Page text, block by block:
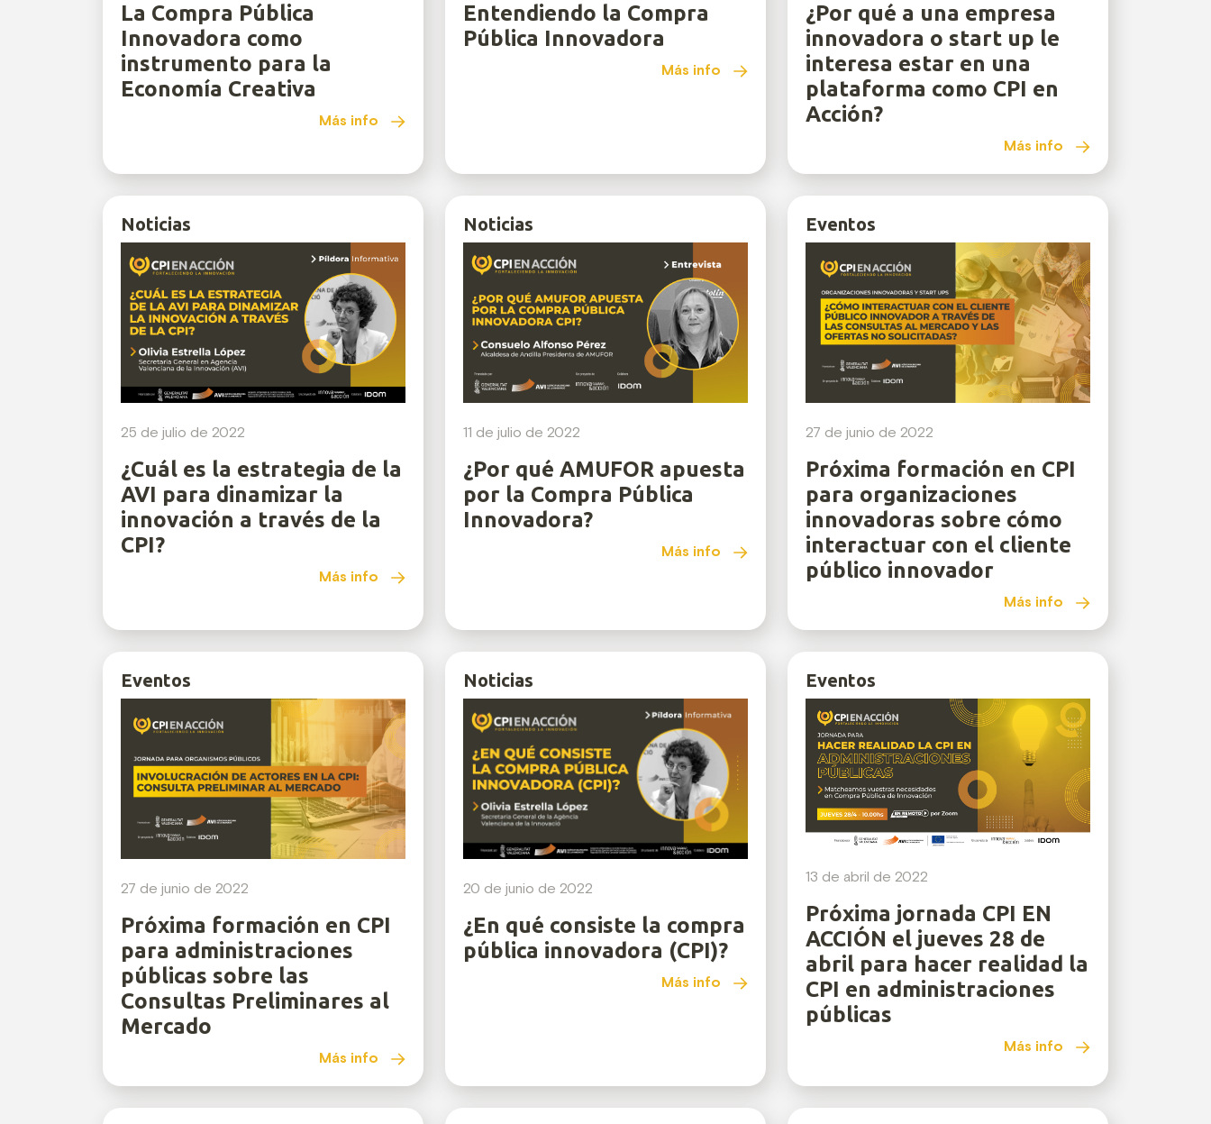
La Compra Pública
Innovadora como
instrumento para la
Economía Creativa
Más info
Entendiendo la Compra
Pública Innovadora
Más info
¿Por qué a una empresa
innovadora o start up le
interesa estar en una
plataforma como CPI en
Acción?
Más info
Noticias
25 de julio de 2022
¿Cuál es la estrategia de la
AVI para dinamizar la
innovación a través de la
CPI?
Más info
Noticias
11 de julio de 2022
¿Por qué AMUFOR apuesta
por la Compra Pública
Innovadora?
Más info
Eventos
27 de junio de 2022
Próxima formación en CPI
para organizaciones
innovadoras sobre cómo
interactuar con el cliente
público innovador
Más info
Eventos
27 de junio de 2022
Próxima formación en CPI
para administraciones
públicas sobre las
Consultas Preliminares al
Mercado
Más info
Noticias
20 de junio de 2022
¿En qué consiste la compra
pública innovadora (CPI)?
Más info
Eventos
13 de abril de 2022
Próxima jornada CPI EN
ACCIÓN el jueves 28 de
abril para hacer realidad la
CPI en administraciones
públicas
Más info